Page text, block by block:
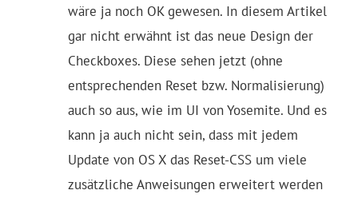
wäre ja noch OK gewesen. In diesem Artikel
gar nicht erwähnt ist das neue Design der
Checkboxes. Diese sehen jetzt (ohne
entsprechenden Reset bzw. Normalisierung)
auch so aus, wie im UI von Yosemite. Und es
kann ja auch nicht sein, dass mit jedem
Update von OS X das Reset-CSS um viele
zusätzliche Anweisungen erweitert werden